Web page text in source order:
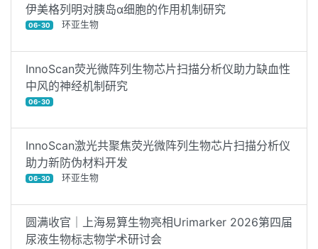
伊美格列明对胰岛α细胞的作用机制研究
06-30 环亚生物
InnoScan荧光微阵列生物芯片扫描分析仪助力缺血性
中风的神经机制研究
06-30
InnoScan激光共聚焦荧光微阵列生物芯片扫描分析仪
助力新防伪材料开发
06-30 环亚生物
圆满收官｜上海易算生物亮相Urimarker 2026第四届
尿液生物标志物学术研讨会